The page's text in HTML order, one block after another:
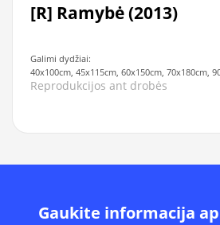
[R] Ramybė (2013)
Galimi dydžiai:
40x100cm, 45x115cm, 60x150cm, 70x180cm,
Reprodukcijos ant drobės
Gaukite informacija